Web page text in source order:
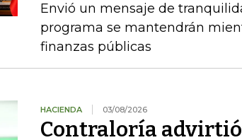
Envió un mensaje de
programa se mantendrán
finanzas públicas
HACIENDA 03/08/2026
Contraloría